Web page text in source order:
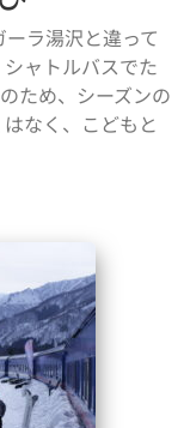
ラ湯沢と違って
ャトルバスでた
ため、シーズンの
なく、こどもと